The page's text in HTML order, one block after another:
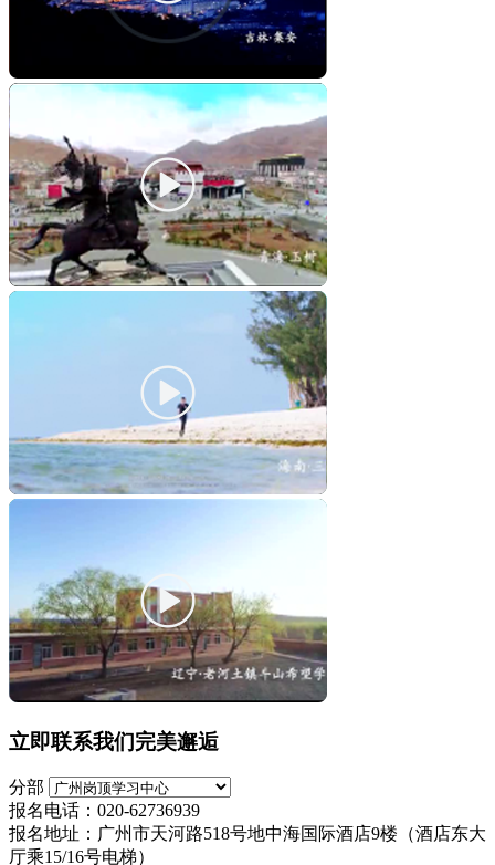
立即联系我们完美邂逅
分部
报名电话：020-62736939
报名地址：广州市天河路518号地中海国际酒店9楼（酒店东大
厅乘15/16号电梯）